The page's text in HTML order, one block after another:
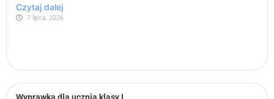
Czytaj dalej
7 lipca, 2026